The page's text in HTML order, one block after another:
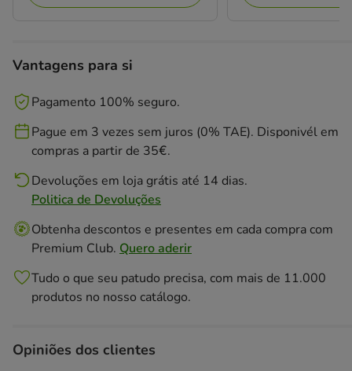
Vantagens para si
Pagamento 100% seguro.
Pague em 3 vezes sem juros (0% TAE). Disponivél em
compras a partir de 35€.
Devoluções em loja grátis até 14 dias.
Politica de Devoluções
Obtenha descontos e presentes em cada compra com
Premium Club. Quero aderir
Tudo o que seu patudo precisa, com mais de 11.000
produtos no nosso catálogo.
Opiniões dos clientes